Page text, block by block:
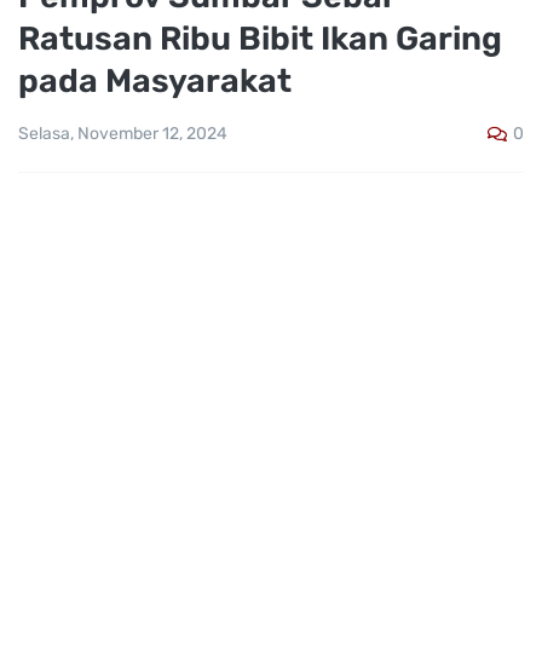
Ratusan Ribu Bibit Ikan Garing
pada Masyarakat
Selasa, November 12, 2024 0